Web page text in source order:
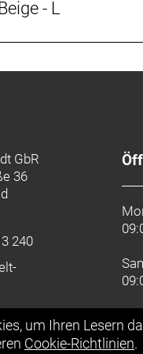
160 cm
- L
GbR
36
240
um Ihren Lesern
Cookie-Richtlinien.